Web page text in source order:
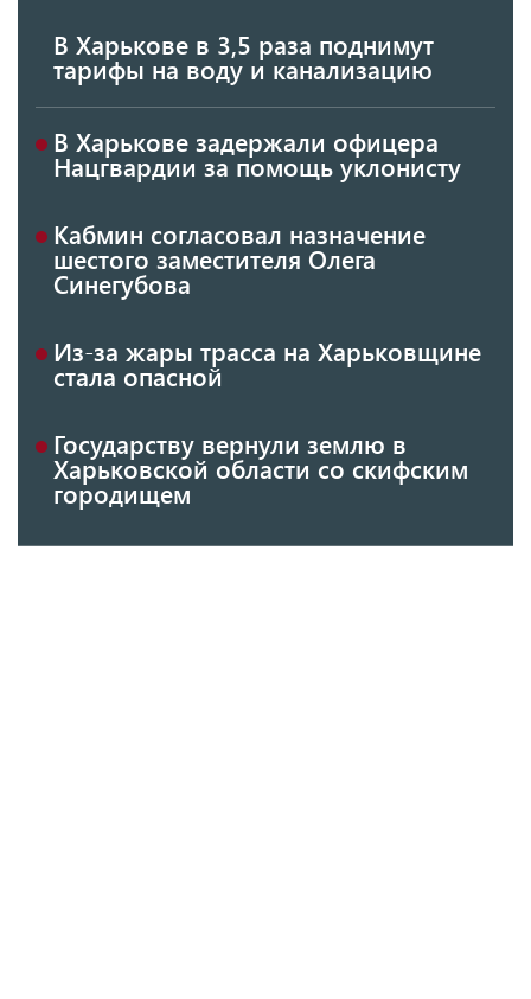
В Харькове в 3,5 раза поднимут
тарифы на воду и канализацию
В Харькове задержали офицера
Нацгвардии за помощь уклонисту
Кабмин согласовал назначение
шестого заместителя Олега
Синегубова
Из-за жары трасса на Харьковщине
стала опасной
Государству вернули землю в
Харьковской области со скифским
городищем